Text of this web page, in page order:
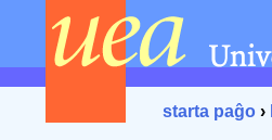
starta paĝo ›